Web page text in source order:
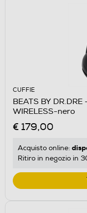
CUFFIE
BEATS BY
WIRELESS-nero
€ 179,00
Acquisto online:
Ritiro in negozio in